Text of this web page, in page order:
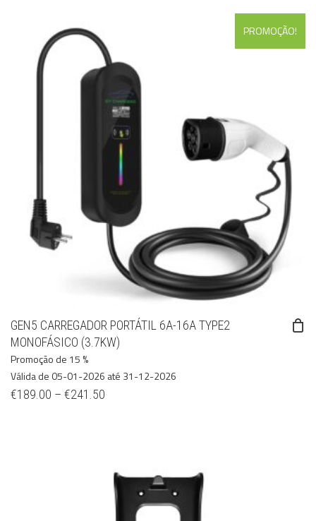
PROMOÇÃO!
GEN5 CARREGADOR PORTÁTIL 6A-16A TYPE2
MONOFÁSICO (3.7KW)
Promoção de 15 %
Válida de 05-01-2026 até 31-12-2026
€189.00 – €241.50